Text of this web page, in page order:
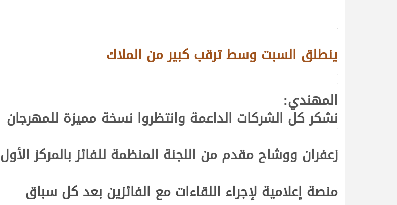
.
.
.
ينطلق السبت وسط ترقب كبير من الملاك
المهندي:
نشكر كل الشركات الداعمة وانتظروا نسخة مميزة للمهرجان
زعفران ووشاح مقدم من اللجنة المنظمة للفائز بالمركز الأول
منصة إعلامية لإجراء اللقاءات مع الفائزين بعد كل سباق